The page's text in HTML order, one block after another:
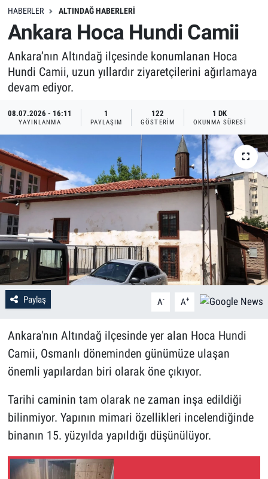
HABERLER ALTINDAĞ HABERLERI
Ankara Hoca Hundi Camii
Ankara’nın Altındağ ilçesinde konumlanan Hoca
Hundi Camii, uzun yıllardır ziyaretçilerini ağırlamaya
devam ediyor.
08.07.2026 - 16:11
YAYINLANMA
1
PAYLAŞIM
122
GÖSTERIM
1 DK
OKUNMA SÜRESI
Paylaş A- A+
Ankara'nın Altındağ ilçesinde yer alan Hoca Hundi
Camii, Osmanlı döneminden günümüze ulaşan
önemli yapılardan biri olarak öne çıkıyor.
Tarihi caminin tam olarak ne zaman inşa edildiği
bilinmiyor. Yapının mimari özellikleri incelendiğinde
binanın 15. yüzyılda yapıldığı düşünülüyor.